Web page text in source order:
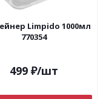
Limpido 1000мл
770354
499 ₽/шт